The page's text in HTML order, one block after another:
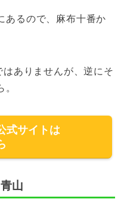
あるので、麻布十番か
ありませんが、逆にそ
式サイトは
山